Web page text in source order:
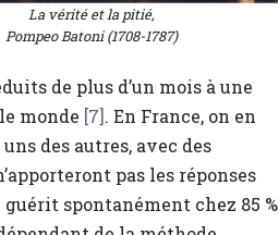
La vérité et la pitié,
Pompeo Batoni (1708-1787)
de plus d’un mois à une
monde [7]. En France, on en
des autres, avec des
pas les réponses
spontanément chez 85 %